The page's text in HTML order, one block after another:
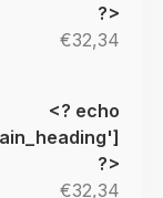
€32,34
€32,34